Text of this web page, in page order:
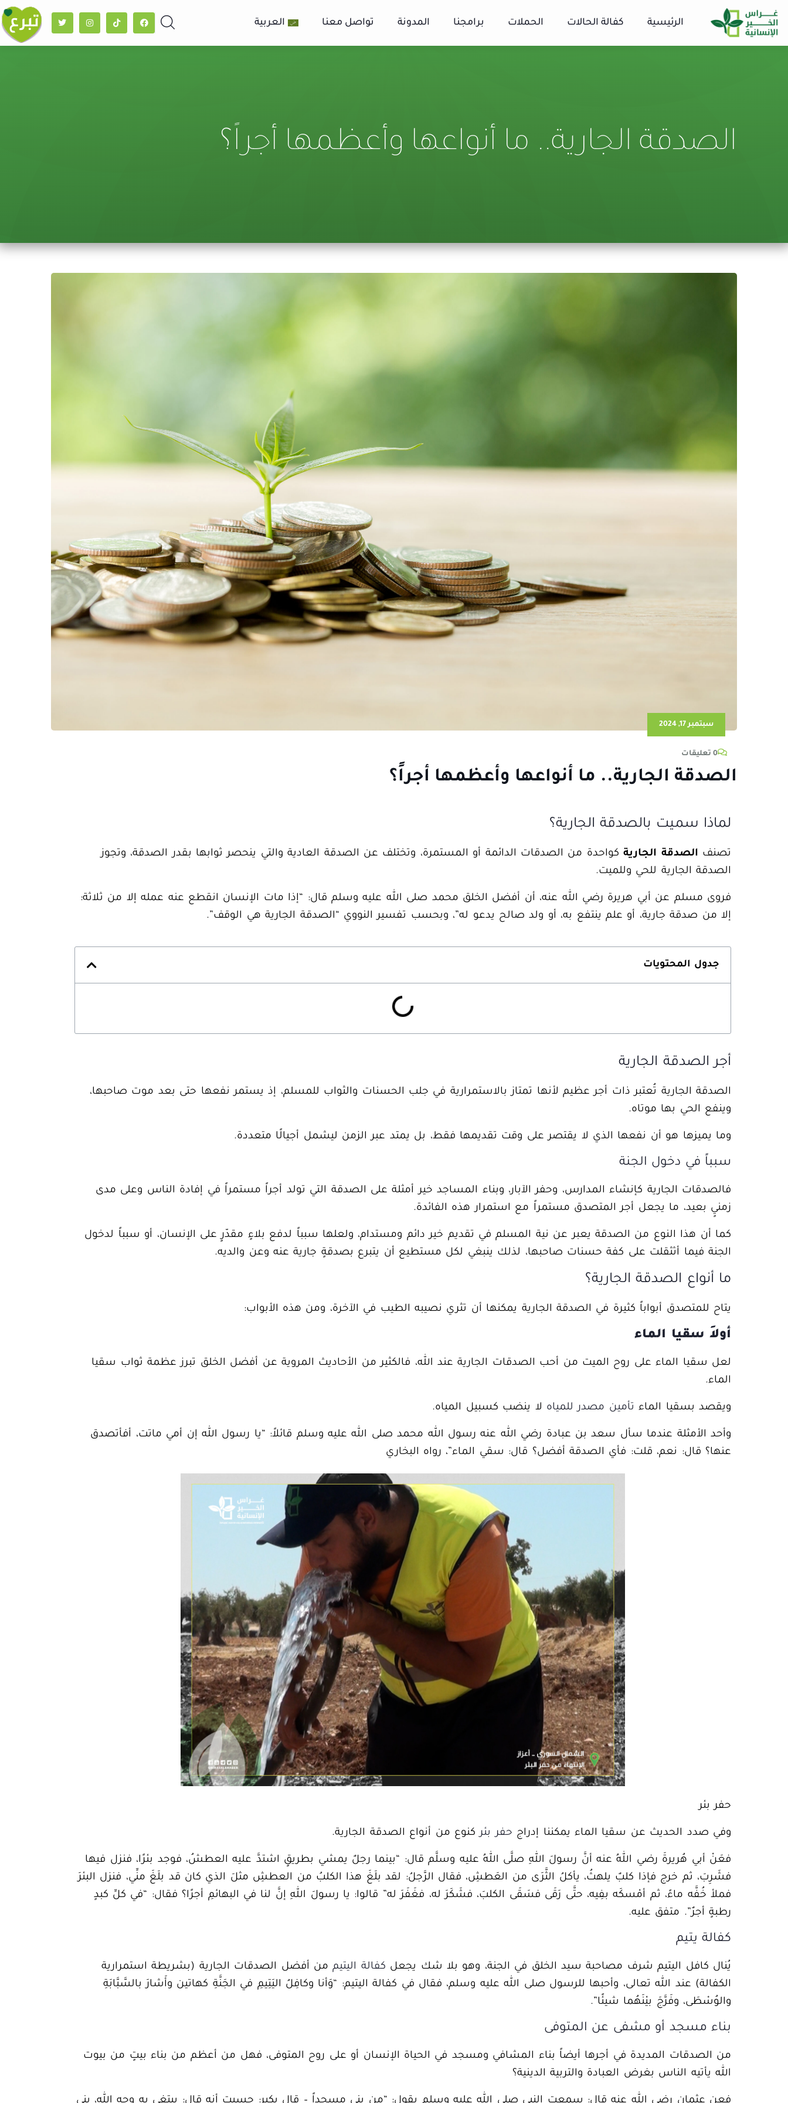
الرئيسية كفالة الحالات الحملات برامجنا المدونة تواصل معنا العربية
الصدقة الجارية.. ما أنواعها وأعظمها أجراً؟
سبتمبر 17, 2024
0 تعليقات
الصدقة الجارية.. ما أنواعها وأعظمها أجراً؟
لماذا سميت بالصدقة الجارية؟
تصنف الصدقة الجاريةكواحدة من الصدقات الدائمة أو المستمرة، وتختلف عن الصدقة العادية والتي ينحصر ثوابها بقدر الصدقة، وتجوز
الصدقة الجارية للحي وللميت.
فروى مسلم عن أبي هريرة رضي الله عنه، أن أفضل الخلق محمد صلى الله عليه وسلم قال: “إذا مات الإنسان انقطع عنه عمله إلا من ثلاثة:
إلا من صدقة جارية، أو علم ينتفع به، أو ولد صالح يدعو له”، وبحسب تفسير النووي “الصدقة الجارية هي الوقف”.
جدول المحتويات
أجر الصدقة الجارية
الصدقة الجارية تُعتبر ذات أجر عظيم لأنها تمتاز بالاستمرارية في جلب الحسنات والثواب للمسلم، إذ يستمر نفعها حتى بعد موت صاحبها،
وينفع الحي بها موتاه.
وما يميزها هو أن نفعها الذي لا يقتصر على وقت تقديمها فقط، بل يمتد عبر الزمن ليشمل أجيالًا متعددة.
سبباً في دخول الجنة
فالصدقات الجارية كإنشاء المدارس، وحفر الآبار، وبناء المساجد خير أمثلة على الصدقة التي تولد أجراً مستمراً في إفادة الناس وعلى مدى
زمنيٍ بعيد، ما يجعل أجر المتصدق مستمراً مع استمرار هذه الفائدة.
كما أن هذا النوع من الصدقة يعبر عن نية المسلم في تقديم خير دائم ومستدام، ولعلها سبباً لدفع بلاءٍ مقدّرٍ على الإنسان، أو سبباً لدخول
الجنة فيما أثثقلت على كفة حسنات صاحبها، لذلك ينبغي لكل مستطيع أن يتبرع بصدقةٍ جاريةعنه وعن والديه.
ما أنواع الصدقة الجارية؟
يتاح للمتصدق أبواباً كثيرة في الصدقة الجارية يمكنها أن تثري نصيبه الطيب في الآخرة، ومن هذه الأبواب:
أولاَ سقيا الماء
لعل سقيا الماء على روح الميت من أحب الصدقات الجارية عند الله، فالكثير من الأحاديث المروية عن أفضل الخلق تبرز عظمة ثواب سقيا
الماء.
ويقصد بسقيا الماء تأمين مصدر للمياه لا ينضب كسبيل المياه.
وأحد الأمثلة عندما سأل سعد بن عبادة رضي الله عنه رسول الله محمد صلى الله عليه وسلم قائلاً: “يا رسول الله إن أمي ماتت، أفأتصدق
عنها؟ قال: نعم، قلت: فأي الصدقة أفضل؟ قال: سقي الماء”، رواه البخاري
حفر بئر
وفي صدد الحديث عن سقيا الماء يمكننا إدراج حفر بئركنوع من أنواع الصدقة الجارية.
فعَنْ أبي هُريرةَ رضي اللهُ عنه أنَّ رسولَ اللهِ صلَّى اللهُ عليه وسلَّم قال: “بينما رجلٌ يمشي بطريقٍ اشتدَّ عليه العطشُ، فوجد بئرًا، فنزل فيها
فشَرِبَ، ثم خرج فإذا كلبٌ يلهثُ، يأكلُ الثَّرَى من العَطشِ، فقال الرَّجلُ: لقد بلَغَ هذا الكلبُ من العطشِ مثلَ الذي كان قد بلَغَ منِّي، فنزل البئرَ
فملأ خُفَّه ماءً، ثم أمْسكَه بفِيه، حتَّى رَقَى فسَقَى الكلبَ، فشَكَرَ له، فغَفَرَ له” قالوا: يا رسولَ اللهِ إنَّ لنا في البهائمِ أجرًا؟ فقال: “في كلِّ كبدٍ
رطبةٍ أجرٌ”. متفق عليه.
كفالة يتيم
يُنال كافل اليتيم شرف مصاحبة سيد الخلق في الجنة، وهو بلا شك يجعل كفالة اليتيممن أفضل الصدقات الجارية (بشريطة استمرارية
الكفالة) عند الله تعالى، وأحبها للرسول صلى الله عليه وسلم، فقال في كفالة اليتيم: “وَأنا وكافِلُ اليَتِيمِ في الجَنَّةِ كهاتين وأَشارَ بالسَّبَّابَةِ
والوُسْطَى، وفَرَّجَ بيْنَهُما شيئًا”.
بناء مسجد أو مشفى عن المتوفى
من الصدقات المديدة في أجرها أيضاً بناء المشافي ومسجد في الحياة الإنسان أو على روح المتوفى، فهل من أعظم من بناء بيتٍ من بيوت
الله يأتيه الناس بغرض العبادة والتربية الدينية؟